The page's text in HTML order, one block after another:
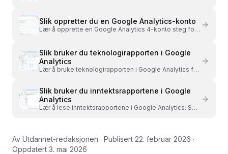
Slik oppretter du en Google Analytics-konto
Lær å opprette en Google Analytics 4-konto steg for
Slik bruker du teknologirapporten i Google
Analytics
Lær å bruke teknologirapporten i Google Analytics for
Slik bruker du inntektsrapportene i Google
Analytics
Lær å lese inntektsrapportene i Google Analytics. Se
Av Utdannet-redaksjonen · Publisert 22. februar 2026 ·
Oppdatert 3. mai 2026